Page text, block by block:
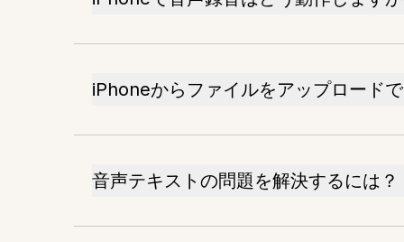
iPhoneからファイルをアップロード
音声テキストの問題を解決するには？